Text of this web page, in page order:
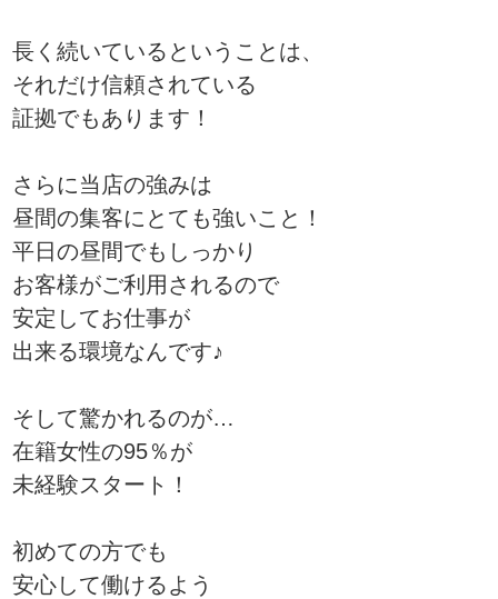
長く続いているということは、
それだけ信頼されている
証拠でもあります！
さらに当店の強みは
昼間の集客にとても強いこと！
平日の昼間でもしっかり
お客様がご利用されるので
安定してお仕事が
出来る環境なんです♪
そして驚かれるのが…
在籍女性の95％が
未経験スタート！
初めての方でも
安心して働けるよう